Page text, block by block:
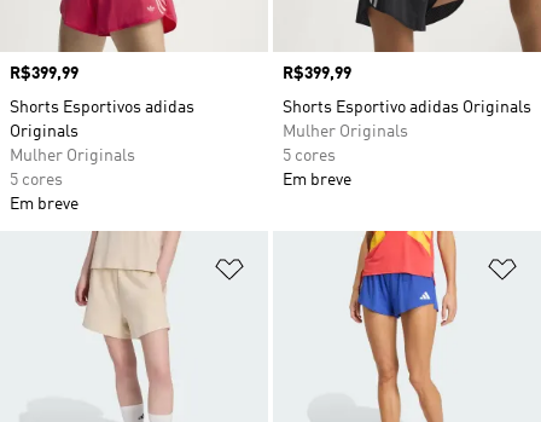
Preço
R$399,99
Shorts Esportivos adidas
Originals
Mulher Originals
5 cores
Em breve
Preço
R$399,99
Shorts Esportivo adidas Originals
Mulher Originals
5 cores
Em breve
Adicionar à Lista de Desejos